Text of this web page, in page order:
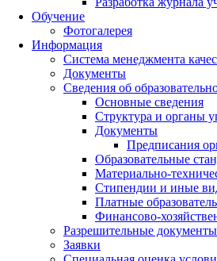
Обучение
Фотогалерея
Информация
Система менеджмента
Документы
Сведения об
Основные сведения
Структура и органы
Документы
Предписания
Образовательные
Материально-
Стипендии и иные
Платные
Финансово-
Разрешительные документы
Заявки